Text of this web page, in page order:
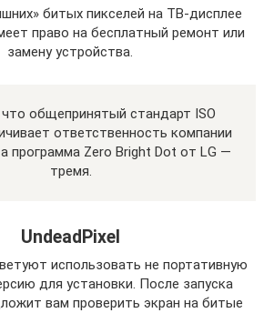
битых пикселей на ТВ-дисплее
право на бесплатный ремонт или
замену устройства.
общепринятый стандарт ISO
ответственность компании
программа Zero Bright Dot от LG —
тремя.
UndeadPixel
использовать не портативную
для установки. После запуска
вам проверить экран на битые